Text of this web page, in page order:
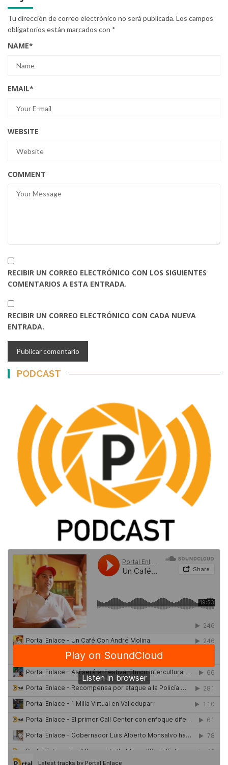
Tu dirección de correo electrónico no será publicada.Los campos
obligatorios están marcados con *
NAME*
EMAIL*
WEBSITE
COMMENT
RECIBIR UN CORREO ELECTRÓNICO CON LOS SIGUIENTES
COMENTARIOS A ESTA ENTRADA.
RECIBIR UN CORREO ELECTRÓNICO CON CADA NUEVA
ENTRADA.
PODCAST